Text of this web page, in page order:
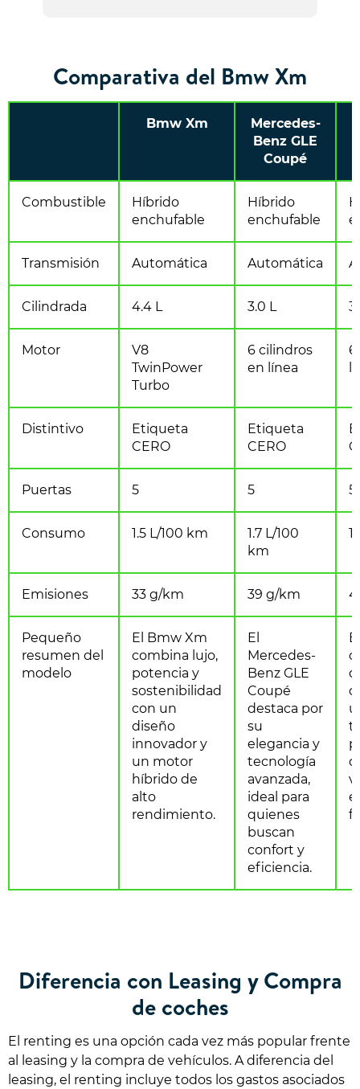
Comparativa del Bmw Xm
Bmw Xm
Mercedes-
Benz GLE
Coupé
Combustible
Híbrido
enchufable
Híbrido
enchufable
Transmisión Automática Automática
Cilindrada 4.4 L 3.0 L
Motor
V8
TwinPower
Turbo
6 cilindros
en línea
6
Distintivo
Etiqueta
CERO
Etiqueta
CERO
Puertas 5 5 5
Consumo 1.5 L/100 km
1.7 L/100
km
Emisiones 33 g/km 39 g/km
Pequeño
resumen del
modelo
El Bmw Xm
combina lujo,
potencia y
sostenibilidad
con un
diseño
innovador y
un motor
híbrido de
alto
rendimiento.
El
Mercedes-
Benz GLE
Coupé
destaca por
su
elegancia y
tecnología
avanzada,
ideal para
quienes
buscan
confort y
eficiencia.
Diferencia con Leasing y Compra
de coches
El renting es una opción cada vez más popular frente
al leasing y la compra de vehículos. A diferencia del
leasing, el renting incluye todos los gastos asociados